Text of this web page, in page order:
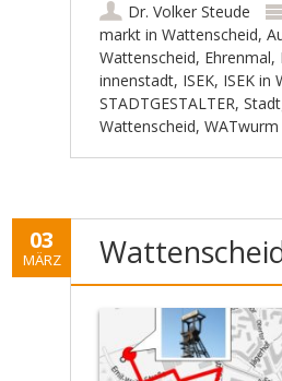
Dr. Volker Steude
markt in Wattenscheid,
Wattenscheid, Ehrenmal,
innenstadt, ISEK, ISEK in
STADTGESTALTER,
Wattenscheid, WATwurm
03
MÄRZ